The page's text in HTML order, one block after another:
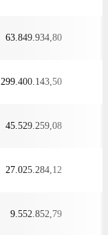
63.849.934,80
299.400.143,50
45.529.259,08
27.025.284,12
9.552.852,79